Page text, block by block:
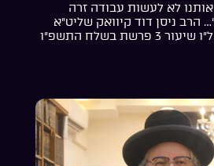
לא לעשות עבודה זרה
הרב ניסן דוד קיוואק שליט”א
בשלח התשפ”ו